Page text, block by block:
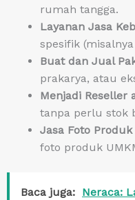
rumah tangga.
Layanan Jasa
spesifik
Buat dan Jual
prakarya, atau
Menjadi Reseller
tanpa perlu stok
Jasa Foto
foto produk
Baca juga: Neraca: